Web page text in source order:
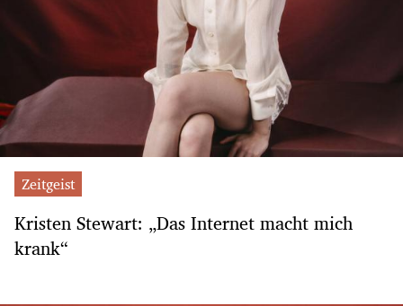
Zeitgeist
Kristen Stewart: „Das Internet macht mich
krank“